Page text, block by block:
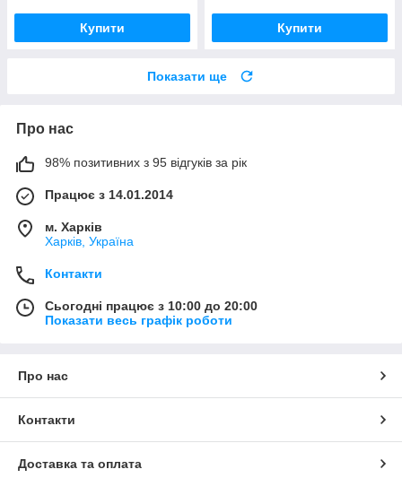
Купити Купити
Показати ще
Про нас
98% позитивних з 95 відгуків за рік
Працює з 14.01.2014
м. Харків
Харків, Україна
Контакти
Сьогодні працює з 10:00 до 20:00
Показати весь графік роботи
Про нас
Контакти
Доставка та оплата